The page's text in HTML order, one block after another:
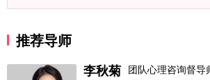
推荐导师
李秋菊 团队心理咨询督导